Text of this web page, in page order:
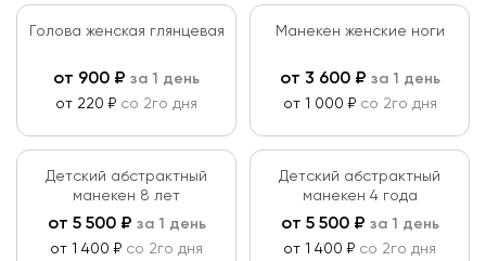
Голова женская глянцевая
от 900 ₽ за 1 день
от 220 ₽ со 2го дня
Манекен женские ноги
от 3 600₽ за 1 день
от 1 000 ₽ со 2го дня
Детский абстрактный
манекен 8 лет
от 5 500₽ за 1 день
от 1 400 ₽ со 2го дня
Детский абстрактный
манекен 4 года
от 5 500₽ за 1 день
от 1 400 ₽ со 2го дня